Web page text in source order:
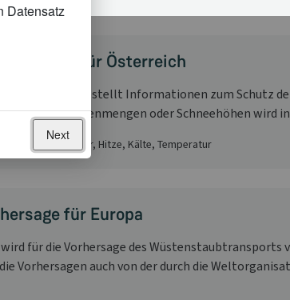
für Österreich
Austria stellt Informationen zum
Regenmengen oder Schneehöhen wird
Glatteis, Gewitter, Hitze, Kälte, Temperatur
für Europa
wird für die Vorhersage des
Vorhersagen auch von der durch die
Next